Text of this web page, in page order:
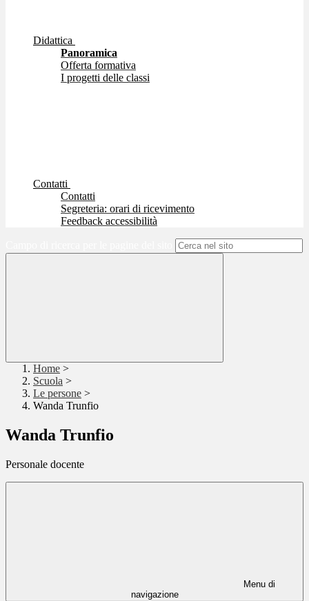
Didattica
Panoramica
Offerta formativa
I progetti delle classi
Contatti
Contatti
Segreteria: orari di ricevimento
Feedback accessibilità
Home >
Scuola >
Le persone >
Wanda Trunfio
Wanda Trunfio
Personale docente
Menu di
navigazione